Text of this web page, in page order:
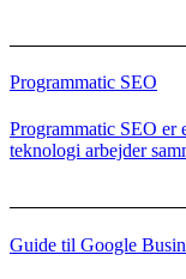
Programmatic SEO
Programmatic SEO er
teknologi arbejder
Guide til Google